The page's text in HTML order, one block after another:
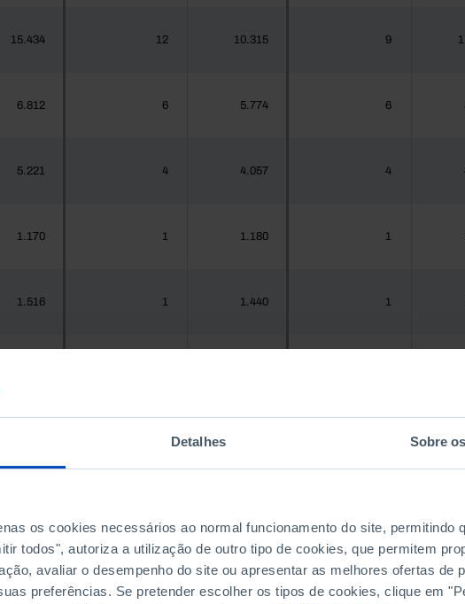
Detalhes Sobre
os cookies necessários ao normal funcionamento do site, permitindo
todos", autoriza a utilização de outro tipo de cookies, que permitem
avaliar o desempenho do site ou apresentar as melhores ofertas de
preferências. Se pretender escolher os tipos de cookies, clique em
15.434 12 10.315 9
6.812 6 5.774 6
5.221 4 4.057 4
1.170 1 1.180 1
1.516 1 1.440 1
1.575.679
396.268 // 411.995 //